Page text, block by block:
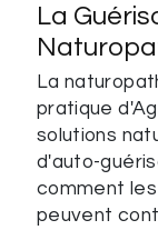
La
La
pratique
solutions
d'auto-
comment
peuvent